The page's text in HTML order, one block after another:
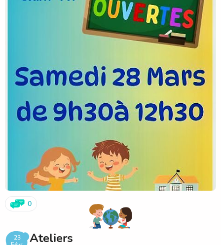
0
23
Ateliers